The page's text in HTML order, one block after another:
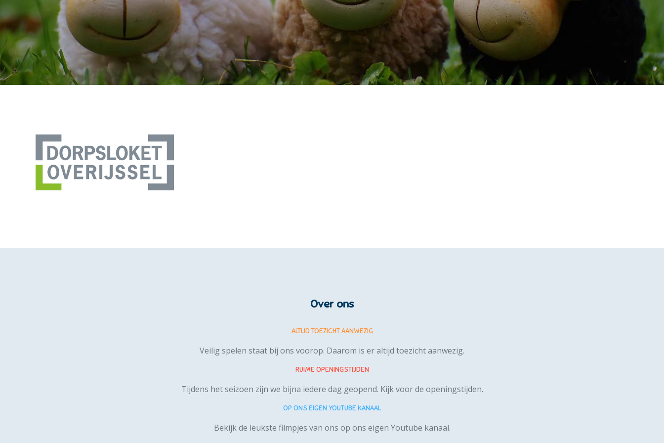
Over ons
ALTIJD TOEZICHT AANWEZIG
Veilig spelen staat bij ons voorop. Daarom is er altijd toezicht aanwezig.
RUIME OPENINGSTIJDEN
Tijdens het seizoen zijn we bijna iedere dag geopend. Kijk voor de openingstijden.
OP ONS EIGEN YOUTUBE KANAAL
Bekijk de leukste filmpjes van ons op ons eigen Youtube kanaal.